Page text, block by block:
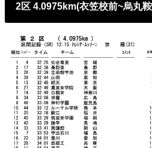
2区 4.0975km(衣笠校前~烏丸